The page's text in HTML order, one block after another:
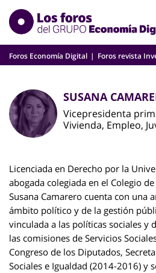
Skip
content
Foros Economía Digital Foros revista
SUSANA
Vicepresidenta
Vivienda, Empleo,
Licenciada en Derecho por la
abogada colegiada en el Colegio
Susana Camarero cuenta con una
ámbito político y de la gestión
vinculada a las políticas sociales y
las comisiones de Servicios
Congreso de los Diputados,
Sociales e Igualdad (2014-2016) y